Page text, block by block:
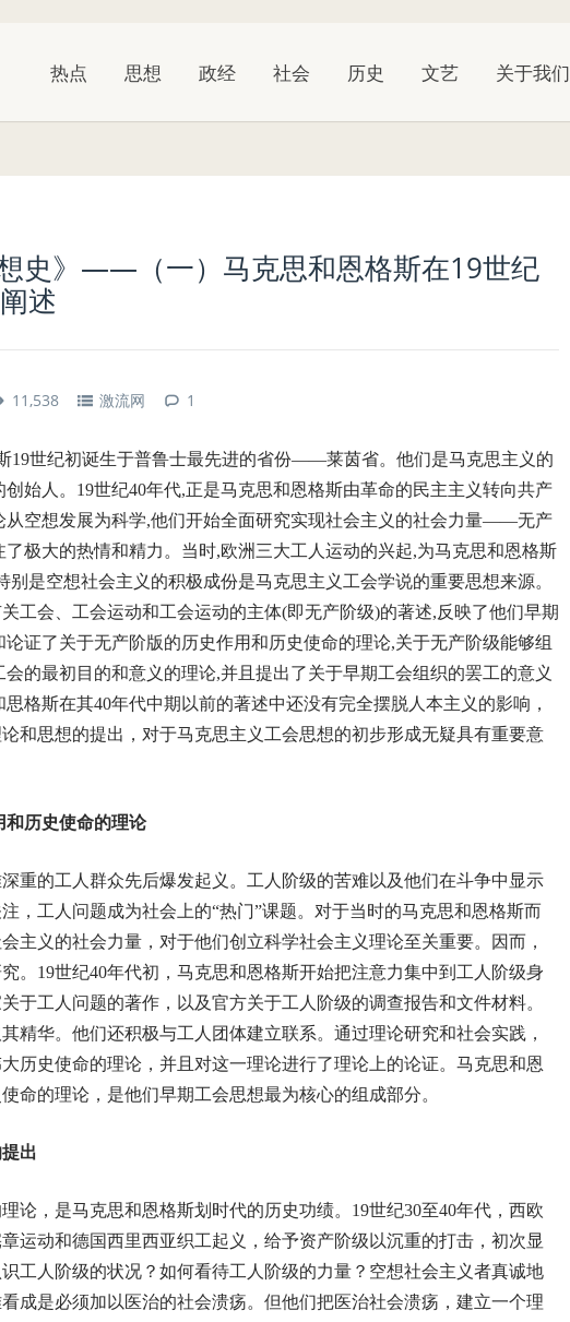
热点 思想 政经 社会 历史 文艺 关于我们
想史》——（一）马克思和恩格斯在19世纪
述
11,538 激流网 1
19世纪初诞生于普鲁士最先进的省份——莱茵省。他们是马克思主义的
始人。19世纪40年代,正是马克思和恩格斯由革命的民主主义转向共产
从空想发展为科学,他们开始全面研究实现社会主义的社会力量——无产
极大的热情和精力。当时,欧洲三大工人运动的兴起,为马克思和恩格斯
是空想社会主义的积极成份是马克思主义工会学说的重要思想来源。
工会、工会运动和工会运动的主体(即无产阶级)的著述,反映了他们早期
证了关于无产阶版的历史作用和历史使命的理论,关于无产阶级能够组
的最初目的和意义的理论,并且提出了关于早期工会组织的罢工的意义
格斯在其40年代中期以前的著述中还没有完全摆脱人本主义的影响，
和思想的提出，对于马克思主义工会思想的初步形成无疑具有重要意
和历史使命的理论
重的工人群众先后爆发起义。工人阶级的苦难以及他们在斗争中显示
，工人问题成为社会上的“热门”课题。对于当时的马克思和恩格斯而
主义的社会力量，对于他们创立科学社会主义理论至关重要。因而，
。19世纪40年代初，马克思和恩格斯开始把注意力集中到工人阶级身
于工人问题的著作，以及官方关于工人阶级的调查报告和文件材料。
精华。他们还积极与工人团体建立联系。通过理论研究和社会实践，
历史使命的理论，并且对这一理论进行了理论上的论证。马克思和恩
命的理论，是他们早期工会思想最为核心的组成部分。
出
论，是马克思和恩格斯划时代的历史功绩。19世纪30至40年代，西欧
运动和德国西里西亚织工起义，给予资产阶级以沉重的打击，初次显
工人阶级的状况？如何看待工人阶级的力量？空想社会主义者真诚地
成是必须加以医治的社会溃疡。但他们把医治社会溃疡，建立一个理